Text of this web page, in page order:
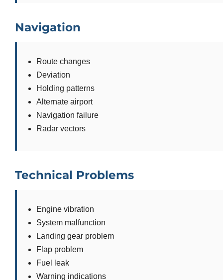
Navigation
Route changes
Deviation
Holding patterns
Alternate airport
Navigation failure
Radar vectors
Technical Problems
Engine vibration
System malfunction
Landing gear problem
Flap problem
Fuel leak
Warning indications